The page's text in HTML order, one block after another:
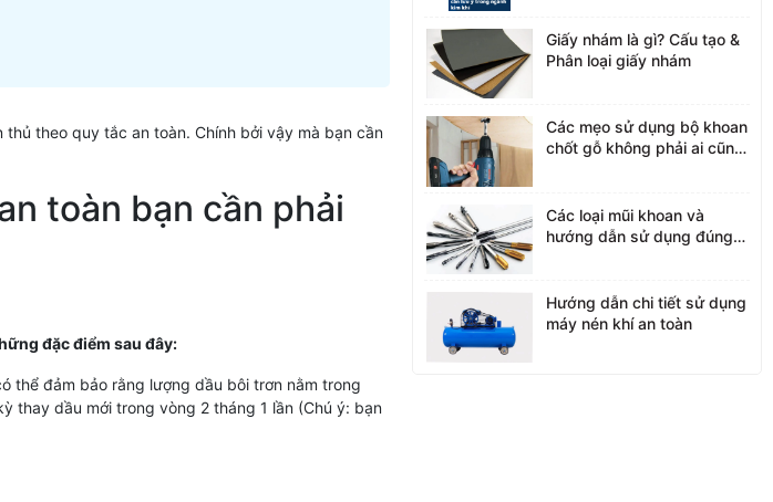
thủ theo quy tắc an toàn. Chính bởi vậy mà bạn cần
toàn bạn cần phải
đặc điểm sau đây:
thể đảm bảo rằng lượng dầu bôi trơn nằm trong
thay dầu mới trong vòng 2 tháng 1 lần (Chú ý: bạn
Giấy nhám là gì? Cấu tạo &
Phân loại giấy nhám
Các mẹo sử dụng bộ khoan
chốt gỗ không phải ai cũng
Các loại mũi khoan và
hướng dẫn sử dụng đúng
Hướng dẫn chi tiết sử dụng
máy nén khí an toàn